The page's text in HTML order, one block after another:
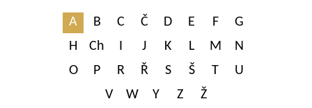
A B C Č D E F
G
H
Ch I J K L M
N
O
P R Ř S Š T
U
V
W Y Z Ž